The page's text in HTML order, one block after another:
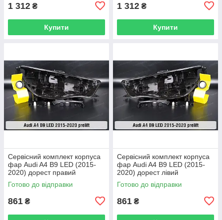
1 312 ₴
Купити
1 312 ₴
Купити
Сервісний комплект корпуса
фар Audi A4 B9 LED (2015-
2020) дорест правий
Готово до відправки
861 ₴
Сервісний комплект корпуса
фар Audi A4 B9 LED (2015-
2020) дорест лівий
Готово до відправки
861 ₴